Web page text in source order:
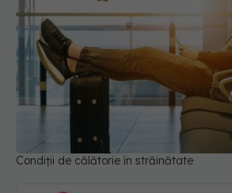
Condiții de călătorie în străinătate